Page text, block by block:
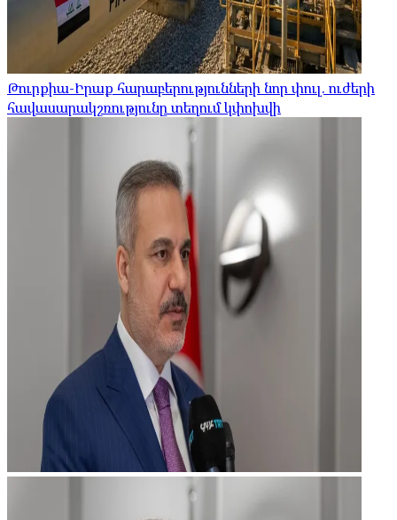
Թուրքիա-Իրաք հարաբերությունների նոր փուլ. ուժերի
հավասարակշռությունը տեղում կփոխվի